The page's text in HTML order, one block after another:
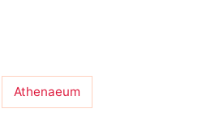
Athenaeum